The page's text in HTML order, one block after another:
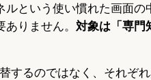
という使い慣れた画面の
りません。 対象は「専門
するのではなく、それぞ